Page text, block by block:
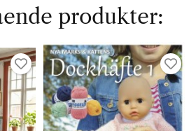
produkter: